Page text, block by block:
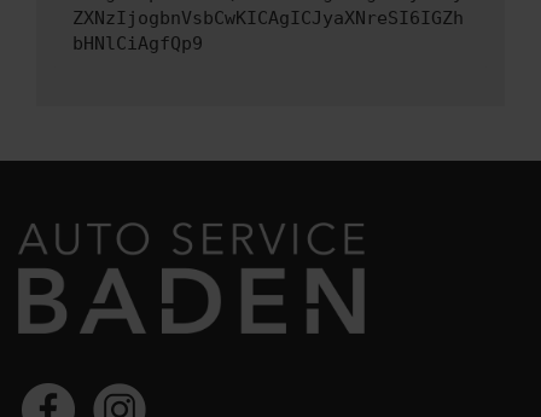
ZXNzIjogbnVsbCwKICAgICJyaXNreSI6IGZh
bHNlCiAgfQp9